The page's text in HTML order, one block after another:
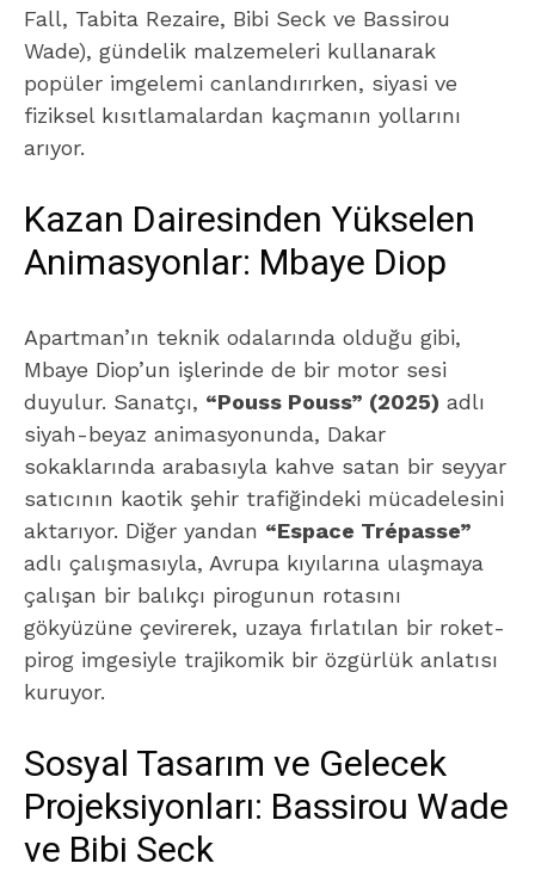
Fall, Tabita Rezaire, Bibi Seck ve Bassirou
Wade), gündelik malzemeleri kullanarak
popüler imgelemi canlandırırken, siyasi ve
fiziksel kısıtlamalardan kaçmanın yollarını
arıyor.
Kazan Dairesinden Yükselen
Animasyonlar: Mbaye Diop
Apartman’ın teknik odalarında olduğu gibi,
Mbaye Diop’un işlerinde de bir motor sesi
duyulur. Sanatçı, “Pouss Pouss” (2025) adlı
siyah-beyaz animasyonunda, Dakar
sokaklarında arabasıyla kahve satan bir seyyar
satıcının kaotik şehir trafiğindeki mücadelesini
aktarıyor. Diğer yandan “Espace Trépasse”
adlı çalışmasıyla, Avrupa kıyılarına ulaşmaya
çalışan bir balıkçı pirogunun rotasını
gökyüzüne çevirerek, uzaya fırlatılan bir roket-
pirog imgesiyle trajikomik bir özgürlük anlatısı
kuruyor.
Sosyal Tasarım ve Gelecek
Projeksiyonları: Bassirou Wade
ve Bibi Seck